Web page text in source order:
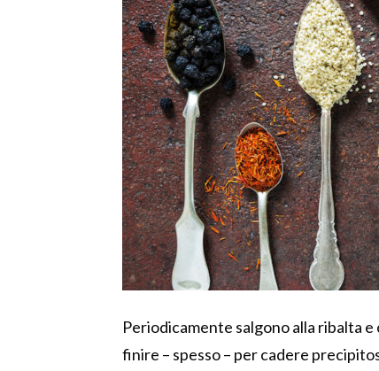
Periodicamente salgono alla ribalta
finire – spesso – per cadere